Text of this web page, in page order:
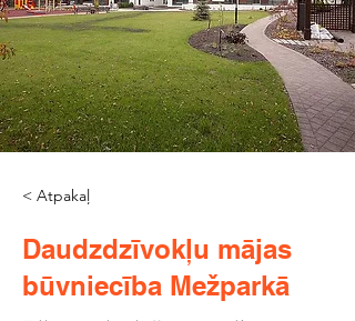
< Atpakaļ
Daudzdzīvokļu mājas
būvniecība Mežparkā